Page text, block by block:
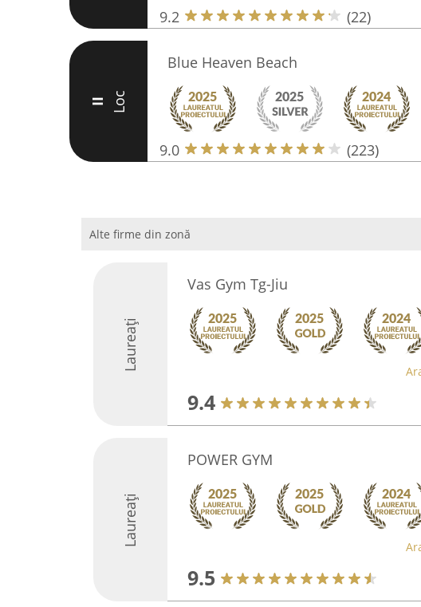
9.2 (22)
II Loc
Blue Heaven Beach
9.0 (223)
Alte firme din zonă
Laureați
Vas Gym Tg-Jiu
9.4
Laureați
POWER GYM
9.5